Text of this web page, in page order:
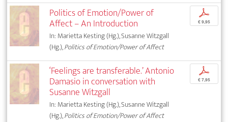
Politics of Emotion/Power of
Affect – An Introduction
In: Marietta Kesting (Hg.), Susanne Witzgall
(Hg.),Politics of Emotion/Power of Affect
p
€ 9,95
‘Feelings are transferable.’ Antonio
Damasio in conversation with
Susanne Witzgall
In: Marietta Kesting (Hg.), Susanne Witzgall
(Hg.),Politics of Emotion/Power of Affect
p
€ 7,95